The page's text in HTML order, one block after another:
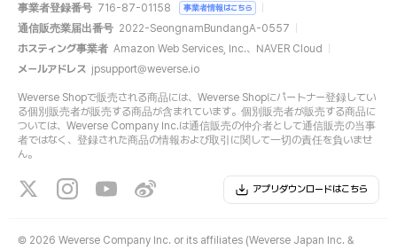
事業者登録番号 716-87-01158 事業者情報はこちら
通信販売業届出番号 2022-SeongnamBundangA-0557
ホスティング事業者 Amazon Web Services, Inc.、NAVER Cloud
メールアドレス jpsupport@weverse.io
Weverse Shopで販売される商品には、Weverse Shopにパートナー登録してい
る個別販売者が販売する商品が含まれています。個別販売者が販売する商品に
ついては、Weverse Company Inc.は通信販売の仲介者として通信販売の当事
者ではなく、登録された商品の情報および取引に関して一切の責任を負いませ
ん。
アプリダウンロードはこちら
© 2026 Weverse Company Inc. or its affiliates (Weverse Japan Inc. &